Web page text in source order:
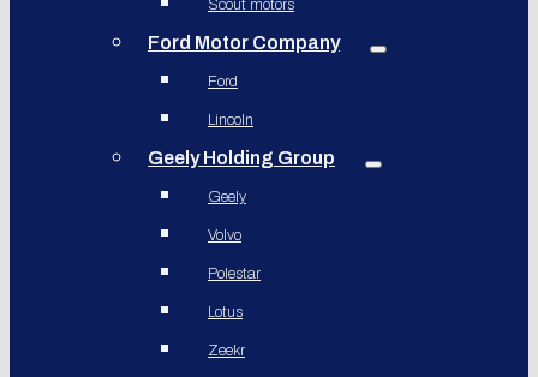
Scout motors
Ford Motor Company
Ford
Lincoln
Geely Holding Group
Geely
Volvo
Polestar
Lotus
Zeekr